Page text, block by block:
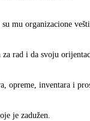
mu organizacione
za rad i da svoju
opreme, inventara i
je zadužen.